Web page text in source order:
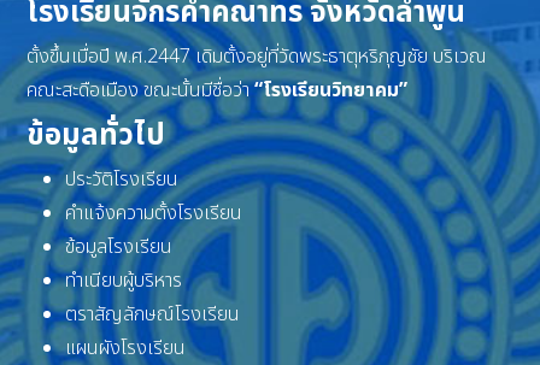
โรงเรียนจักรคำคณาทร จังหวัดลำพูน
ตั้งขึ้นเมื่อปี พ.ศ.2447 เดิมตั้งอยู่ที่วัดพระธาตุหริภุญชัย บริเวณ
คณะสะดือเมือง ขณะนั้นมีชื่อว่า“โรงเรียนวิทยาคม”
ข้อมูลทั่วไป
ประวัติโรงเรียน
คำแจ้งความตั้งโรงเรียน
ข้อมูลโรงเรียน
ทำเนียบผู้บริหาร
ตราสัญลักษณ์โรงเรียน
แผนผังโรงเรียน